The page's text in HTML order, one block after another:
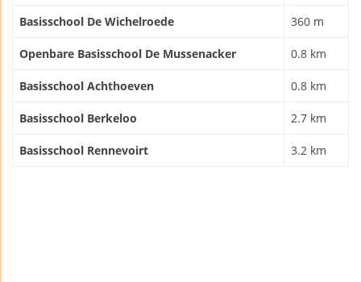
Basisschool De Wichelroede 360 m
Openbare Basisschool De Mussenacker 0.8 km
Basisschool Achthoeven 0.8 km
Basisschool Berkeloo 2.7 km
Basisschool Rennevoirt 3.2 km